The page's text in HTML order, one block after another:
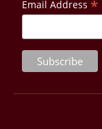
vise à améliorer la
et créer 220 000
28/03/26 AFRIQUE -
Selon le rapport
par les comptes de
Email Address *